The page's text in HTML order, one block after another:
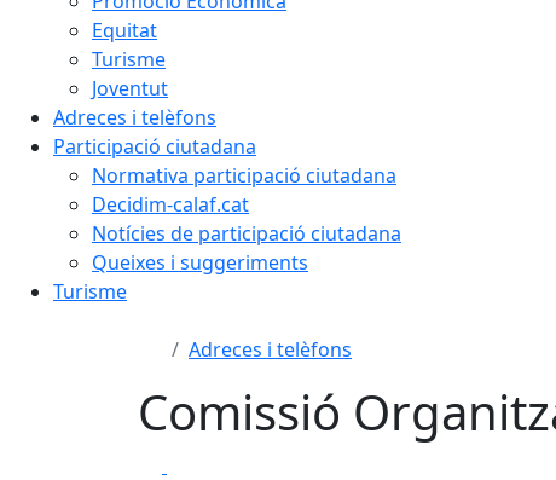
Equitat
Turisme
Joventut
Adreces i telèfons
Participació ciutadana
Normativa participació ciutadana
Decidim-calaf.cat
Notícies de participació ciutadana
Queixes i suggeriments
Turisme
Adreces i telèfons
Comissió